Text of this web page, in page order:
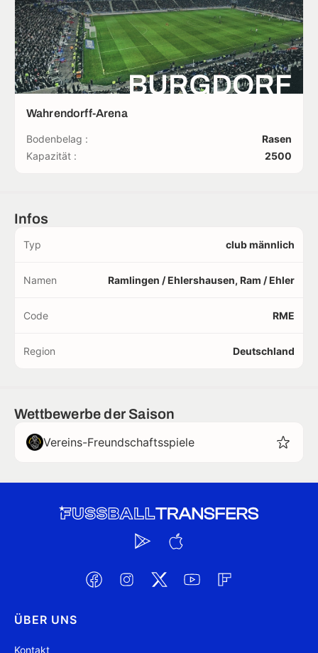
BURGDORF
Wahrendorff-Arena
Bodenbelag :
Rasen
Kapazität :
2500
Infos
Typ club männlich
Namen Ramlingen / Ehlershausen, Ram / Ehler
Code RME
Region Deutschland
Wettbewerbe der Saison
Vereins-Freundschaftsspiele
ÜBER UNS
Kontakt